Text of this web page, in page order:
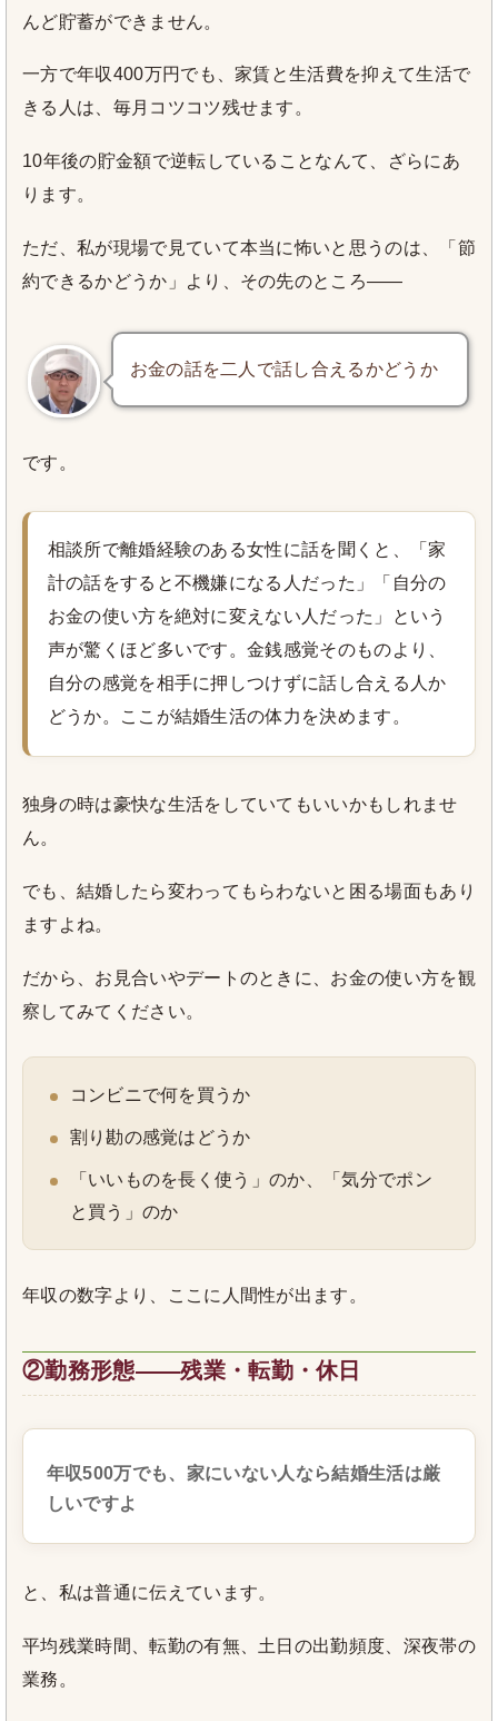
んど貯蓄ができません。
一方で年収400万円でも、家賃と生活費を抑えて生活で
きる人は、毎月コツコツ残せます。
10年後の貯金額で逆転していることなんて、ざらにあ
ります。
ただ、私が現場で見ていて本当に怖いと思うのは、「節
約できるかどうか」より、その先のところ――
お金の話を二人で話し合えるかどうか
です。
相談所で離婚経験のある女性に話を聞くと、「家
計の話をすると不機嫌になる人だった」「自分の
お金の使い方を絶対に変えない人だった」という
声が驚くほど多いです。金銭感覚そのものより、
自分の感覚を相手に押しつけずに話し合える人か
どうか。ここが結婚生活の体力を決めます。
独身の時は豪快な生活をしていてもいいかもしれませ
ん。
でも、結婚したら変わってもらわないと困る場面もあり
ますよね。
だから、お見合いやデートのときに、お金の使い方を観
察してみてください。
コンビニで何を買うか
割り勘の感覚はどうか
「いいものを長く使う」のか、「気分でポン
と買う」のか
年収の数字より、ここに人間性が出ます。
②勤務形態――残業・転勤・休日
年収500万でも、家にいない人なら結婚生活は厳
しいですよ
と、私は普通に伝えています。
平均残業時間、転勤の有無、土日の出勤頻度、深夜帯の
業務。